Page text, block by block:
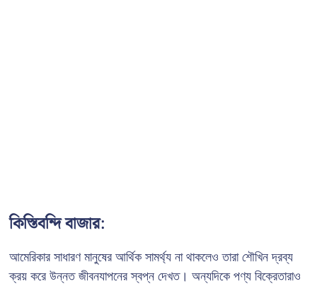
কিস্তিবন্দি বাজার:
আমেরিকার সাধারণ মানুষের আর্থিক সামর্থ্য না থাকলেও তারা শৌখিন দ্রব্য
ক্রয় করে উন্নত জীবনযাপনের স্বপ্ন দেখত। অন্যদিকে পণ্য বিক্রেতারাও